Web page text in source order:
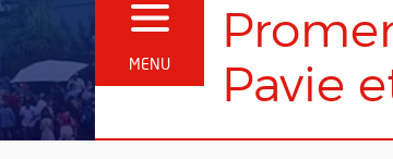
MENU
OUVRIR LE MENU
Pavie